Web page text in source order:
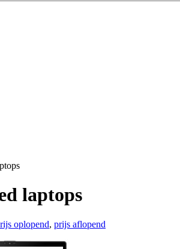
laptops
oplopend, prijs aflopend